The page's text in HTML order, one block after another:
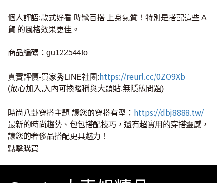
個人評語:款式好看 時髦百搭 上身氣質！特別是搭配這些 A
貨 的風格效果更佳。
商品編碼：gu122544fo
真實評價-買家秀LINE社團:https://reurl.cc/0ZO9Xb
(放心加入,入內可換暱稱與大頭貼,無隱私問題)
時尚八卦穿搭主題 讓您的穿搭有型： https://dbj8888.tw/
最新的時尚趨勢、包包搭配技巧，還有超實用的穿搭靈感，
讓您的奢侈品搭配更具魅力！
點擊購買